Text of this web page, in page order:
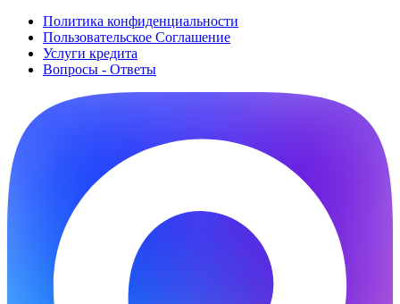
Политика конфиденциальности
Пользовательское Cоглашение
Услуги кредита
Вопросы - Ответы